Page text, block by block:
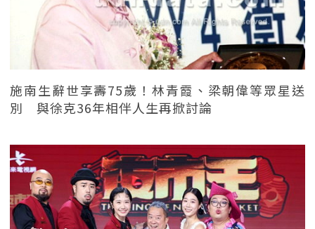
施南生辭世享壽75歲！林青霞、梁朝偉等眾星送
別 與徐克36年相伴人生再掀討論